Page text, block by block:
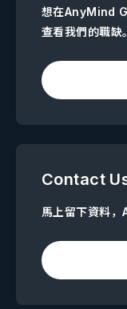
想在AnyMind
查看我們的職缺。
Contact
馬上留下資料，